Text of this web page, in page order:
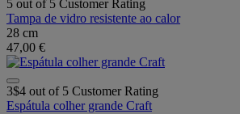
5 out of 5 Customer Rating
Tampa de vidro resistente ao calor
28 cm
47,00 €
3$4 out of 5 Customer Rating
Espátula colher grande Craft